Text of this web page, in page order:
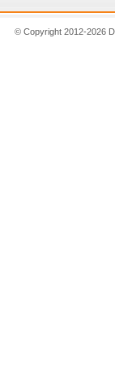
© Copyright 2012-2026